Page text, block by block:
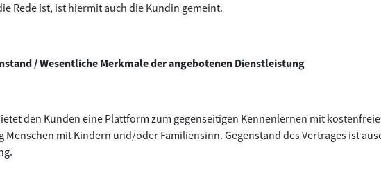
Rede ist, ist hiermit auch die Kundin gemeint.
/ Wesentliche Merkmale der angebotenen Dienstleistung
den Kunden eine Plattform zum gegenseitigen Kennenlernen mit
Menschen mit Kindern und/oder Familiensinn. Gegenstand des Vertrages ist